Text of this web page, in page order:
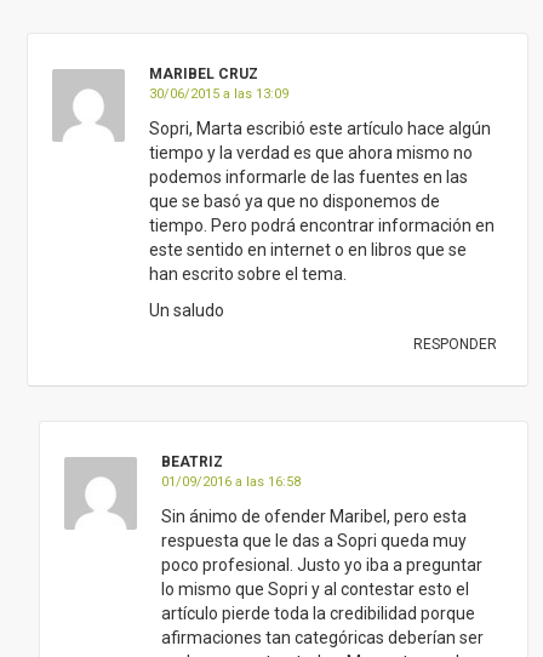
BEATRIZ
01/09/2016 a las 16:58
Sin ánimo de ofender Maribel, pero esta
respuesta que le das a Sopri queda muy
poco profesional. Justo yo iba a preguntar
lo mismo que Sopri y al contestar esto el
artículo pierde toda la credibilidad porque
poder ser contrastadas. Me gusta mucho
leeros y me gusta que pongáis de dónde
artículos para así poder ir a contrastar y
Marta que versa sobre lo mismo y tiene la
bibliografía que dices en tu comentario,
esto no creo que sea tan costoso de buscar.
Saludos.
RESPONDER